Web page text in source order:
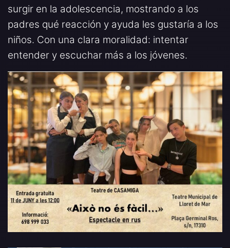
surgir en la adolescencia, mostrando a los
padres qué reacción y ayuda les gustaría a los
niños. Con una clara moralidad: intentar
entender y escuchar más a los jóvenes.